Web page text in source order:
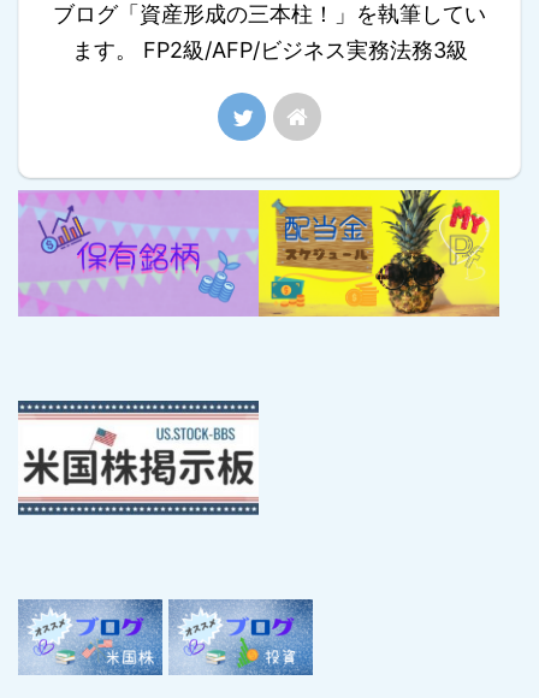
ブログ「資産形成の三本柱！」を執筆してい
ます。 FP2級/AFP/ビジネス実務法務3級